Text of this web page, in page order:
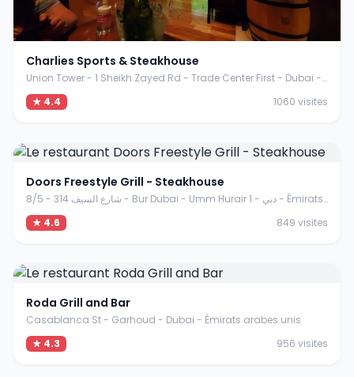
Charlies Sports & Steakhouse
Union Tower - 1 Sheikh Zayed Rd - Trade Center First - Dubai - Émirats arabes unis
★ 4.4
1060 visites
Doors Freestyle Grill - Steakhouse
8/5 - 314 شارع السيف - Bur Dubai - Umm Hurair 1 - دبي - Émirats arabes unis
★ 4.6
849 visites
Roda Grill and Bar
Casablanca St - Garhoud - Dubai - Émirats arabes unis
★ 4.3
956 visites